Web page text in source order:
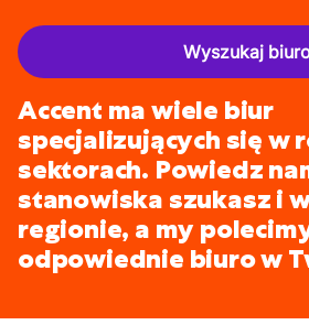
Wyszukaj
Accent ma wiele biur
specjalizujących się w
sektorach. Powiedz
stanowiska szukasz i
regionie, a my
odpowiednie biuro w